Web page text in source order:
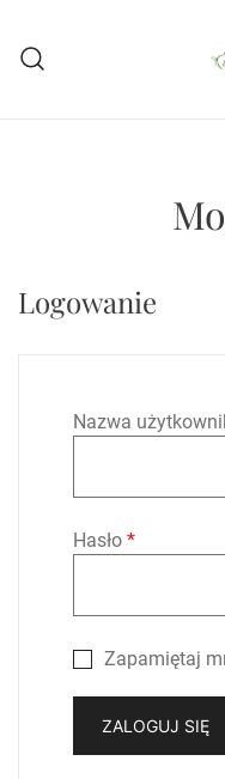
treści
Logowanie
Nazwa
Hasło *Wymagane
Zapamiętaj
ZALOGUJ SIĘ